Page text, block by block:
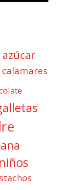
azúcar
calamares
niños